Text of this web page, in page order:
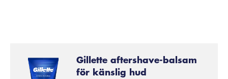
Gillette aftershave-balsam
för känslig hud